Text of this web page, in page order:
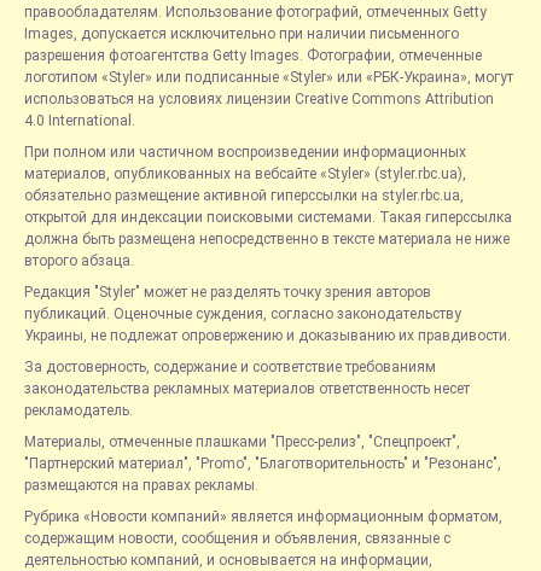
правообладателям. Использование фотографий, отмеченных Getty
Images, допускается исключительно при наличии письменного
разрешения фотоагентства Getty Images. Фотографии, отмеченные
логотипом «Styler» или подписанные «Styler» или «РБК-Украина», могут
использоваться на условиях лицензии Creative Commons Attribution
4.0 International.
При полном или частичном воспроизведении информационных
материалов, опубликованных на вебсайте «Styler» (styler.rbc.ua),
обязательно размещение активной гиперссылки на styler.rbc.ua,
открытой для индексации поисковыми системами. Такая гиперссылка
должна быть размещена непосредственно в тексте материала не ниже
второго абзаца.
Редакция "Styler" может не разделять точку зрения авторов
публикаций. Оценочные суждения, согласно законодательству
Украины, не подлежат опровержению и доказыванию их правдивости.
За достоверность, содержание и соответствие требованиям
законодательства рекламных материалов ответственность несет
рекламодатель.
Материалы, отмеченные плашками "Пресс-релиз", "Спецпроект",
"Партнерский материал", "Promo", "Благотворительность" и "Резонанс",
размещаются на правах рекламы.
Рубрика «Новости компаний» является информационным форматом,
содержащим новости, сообщения и объявления, связанные с
деятельностью компаний, и основывается на информации,